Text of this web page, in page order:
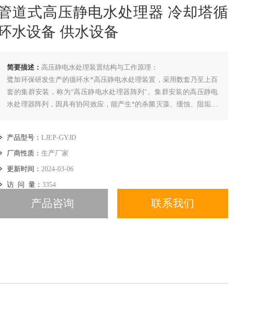
道式高压静电水处理器 冷却塔循
水设备 供水设备
简要描述： 高压静电水处理装置结构与工作原理：
鹭加环保研发生产的循环水*高压静电水处理装置，采用数套乃至上百
套的集群安装，称为“高压静电水处理器阵列"。集群安装的高压静电
水处理器阵列，因具有协同效应，能产生*的杀菌灭藻、缓蚀、阻垢和
式。
》高压静电水处理
产品型号：LJEP-GYJD
厂商性质：生产厂家
更新时间：2024-03-06
访 问 量：3354
产品咨询 联系我们